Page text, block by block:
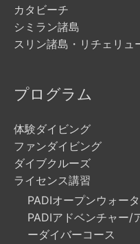
カタビーチ
シミラン諸島
スリン諸島・リチェリュ
プログラム
体験ダイビング
ファンダイビング
ダイブクルーズ
ライセンス講習
PADIオープンウォー
PADIアドベンチャー/
ーダイバーコース